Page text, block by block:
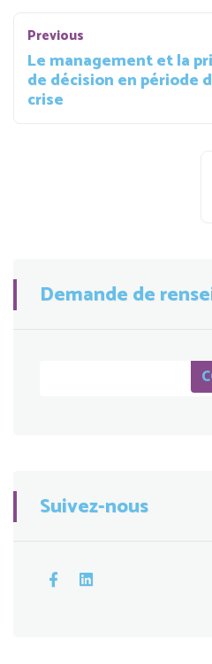
Navigation
de
l’article
Previous
Post
Previous
Le management et la
de décision en période
crise
Demande de
Suivez-nous